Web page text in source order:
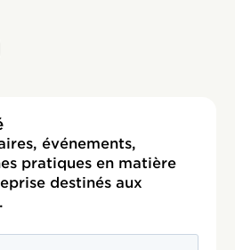
événements,
pratiques en matière
destinés aux